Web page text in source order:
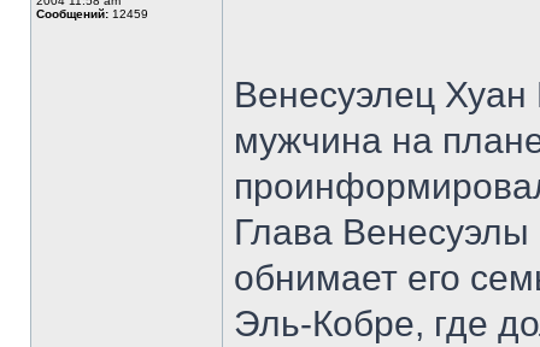
Сообщений: 12459
Венесуэлец
мужчина на
Глава Венесуэлы
обнимает его
Эль-Кобре, где